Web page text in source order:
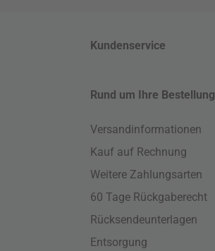
Kundenservice
Rund um Ihre Bestellung
Versandinformationen
Kauf auf Rechnung
Weitere Zahlungsarten
60 Tage Rückgaberecht
Rücksendeunterlagen
Entsorgung